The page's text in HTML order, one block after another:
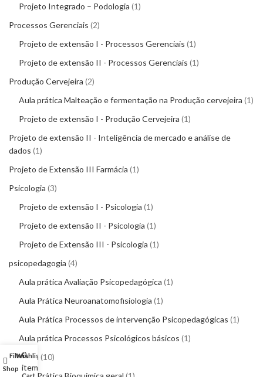
Projeto Integrado – Podologia 1
Processos Gerenciais 2
Projeto de extensão I - Processos Gerenciais 1
Projeto de extensão II - Processos Gerenciais 1
Produção Cervejeira 2
Aula prática Malteação e fermentação na Produção cervejeira 1
Projeto de extensão I - Produção Cervejeira 1
Projeto de extensão II - Inteligência de mercado e análise de
dados 1
Projeto de Extensão III Farmácia 1
Psicologia 3
Projeto de extensão I - Psicologia 1
Projeto de extensão II - Psicologia 1
Projeto de Extensão III - Psicologia 1
psicopedagogia 4
Aula prática Avaliação Psicopedagógica 1
Aula Prática Neuroanatomofisiologia 1
Aula Prática Processos de intervenção Psicopedagógicas 1
Aula prática Processos Psicológicos básicos 1
Química 10
Shop
Filters
Wishlist
0
items
Cart
My account